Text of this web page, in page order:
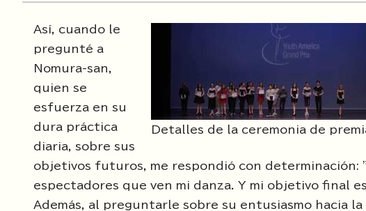
Detalles de la ceremonia de
Así, cuando le
pregunté a
Nomura-san,
quien se
esfuerza en su
dura práctica
diaria, sobre sus
objetivos futuros, me respondió con determinación:
espectadores que ven mi danza. Y mi objetivo final
Además, al preguntarle sobre su entusiasmo hacia